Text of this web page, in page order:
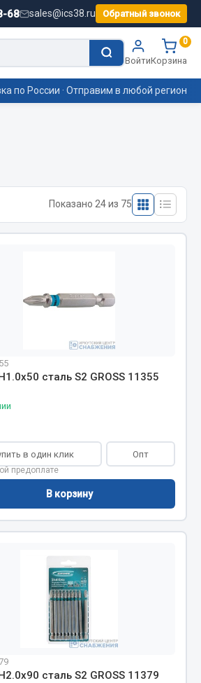
68 sales@ics38.ru Обратный звонок
Войти
0
Корзина
жидкости
Цепи подъёмные
раздел
Запчасти КамАЗ
по России · Отправим в любой регион
Показано 24 из 75
сталь S2 GROSS 11355
в один клик Опт
предоплате
В корзину
сталь S2 GROSS 11379